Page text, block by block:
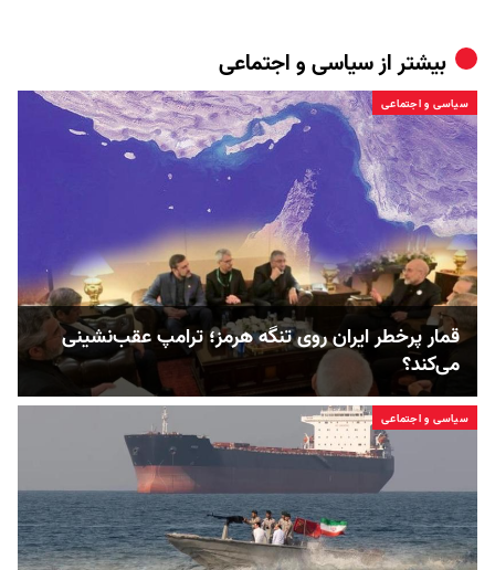
بیشتر ازسیاسی و اجتماعی
سیاسی و اجتماعی
قمار پرخطر ایران روی تنگه هرمز؛ ترامپ عقب‌نشینی
می‌کند؟
سیاسی و اجتماعی